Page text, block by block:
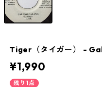
Tiger（タイガー） -
¥1,990
残り1点